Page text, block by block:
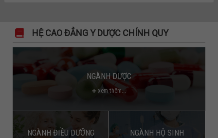
HỆ CAO ĐẲNG Y DƯỢC CHÍNH QUY
NGÀNH DƯỢC
xem thêm...
NGÀNH ĐIỀU DƯỠNG NGÀNH HỘ SINH